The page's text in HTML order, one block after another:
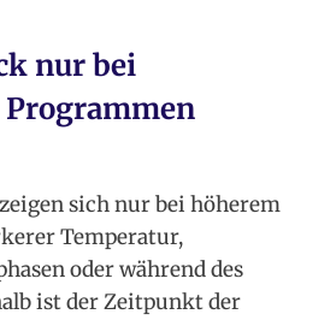
nur bei
sich nur bei höherem
Temperatur,
oder während des
ist der Zeitpunkt der